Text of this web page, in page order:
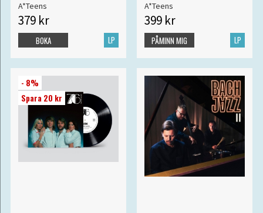
A*Teens
379 kr
LP
BOKA
A*Teens
399 kr
LP
PÅMINN MIG
- 8%
Spara 20 kr